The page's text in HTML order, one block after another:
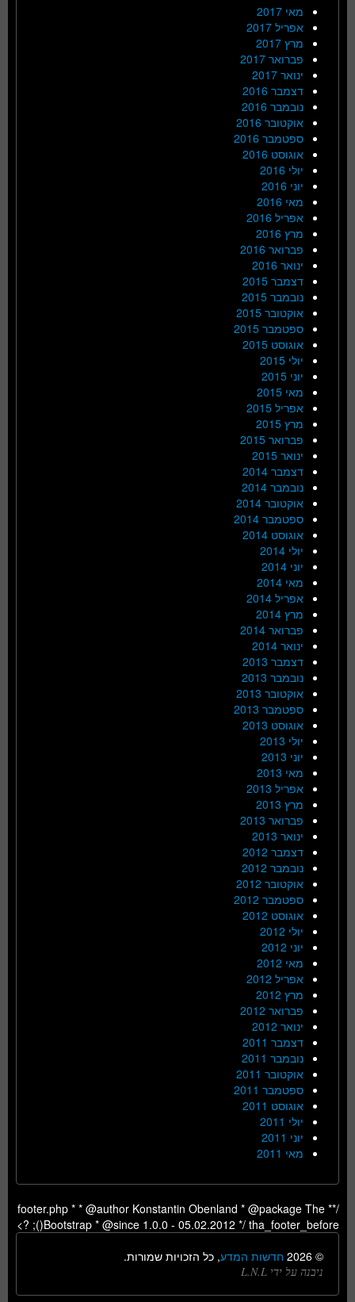
מאי 2017
אפריל 2017
מרץ 2017
פברואר 2017
ינואר 2017
דצמבר 2016
נובמבר 2016
אוקטובר 2016
ספטמבר 2016
אוגוסט 2016
יולי 2016
יוני 2016
מאי 2016
אפריל 2016
מרץ 2016
פברואר 2016
ינואר 2016
דצמבר 2015
נובמבר 2015
אוקטובר 2015
ספטמבר 2015
אוגוסט 2015
יולי 2015
יוני 2015
מאי 2015
אפריל 2015
מרץ 2015
פברואר 2015
ינואר 2015
דצמבר 2014
נובמבר 2014
אוקטובר 2014
ספטמבר 2014
אוגוסט 2014
יולי 2014
יוני 2014
מאי 2014
אפריל 2014
מרץ 2014
פברואר 2014
ינואר 2014
דצמבר 2013
נובמבר 2013
אוקטובר 2013
ספטמבר 2013
אוגוסט 2013
יולי 2013
יוני 2013
מאי 2013
אפריל 2013
מרץ 2013
פברואר 2013
ינואר 2013
דצמבר 2012
נובמבר 2012
אוקטובר 2012
ספטמבר 2012
אוגוסט 2012
יולי 2012
יוני 2012
מאי 2012
אפריל 2012
מרץ 2012
פברואר 2012
ינואר 2012
דצמבר 2011
נובמבר 2011
אוקטובר 2011
ספטמבר 2011
אוגוסט 2011
יולי 2011
יוני 2011
מאי 2011
/** footer.php * * @author Konstantin Obenland * @package The
Bootstrap * @since 1.0.0 - 05.02.2012 */ tha_footer_before(); ?>
© 2026
חדשות המדע, כל הזכויות שמורות.
ניבנה על ידי L.N.L